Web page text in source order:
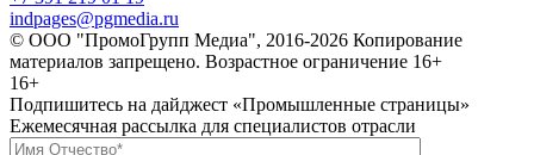
indpages@pgmedia.ru
© ООО "ПромоГрупп Медиа", 2016-2026 Копирование
материалов запрещено. Возрастное ограничение 16+
16+
Подпишитесь на дайджест «Промышленные страницы»
Ежемесячная рассылка для специалистов отрасли